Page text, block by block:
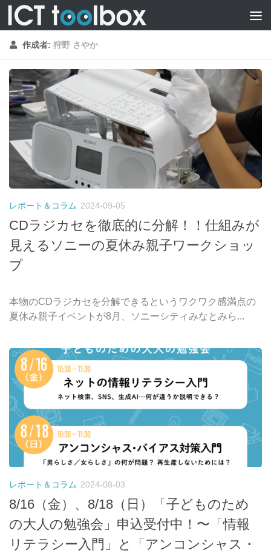
作成者: 狩野 さやか
レポート＆コラム 2024-09-05
CDラジカセを徹底的に分解！！仕組みが
見えるソニーの夏休み親子ワークショッ
プ
本物のCDラジカセを分解できるというワクワク感満点の
夏休み親子イベントが8月、ソニーシティみなとみら...
レポート＆コラム 2024-08-03
8/16（金）、8/18（日）「子どものため
の大人の勉強会」申込受付中！〜「情報
リテラシー入門」と「アンコンシャス・